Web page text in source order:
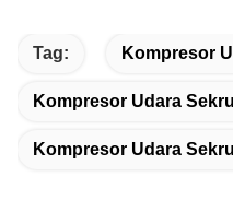
Tag: Kompresor
Kompresor Udara
Kompresor Udara